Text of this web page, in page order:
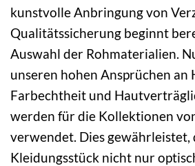
kunstvolle Anbringung von
Qualitätssicherung beginnt
Auswahl der Rohmaterialien.
unseren hohen Ansprüchen an
Farbechtheit und
werden für die Kollektionen
verwendet. Dies gewährleistet,
Kleidungsstück nicht nur